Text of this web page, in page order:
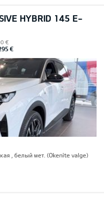
HYBRID 145 E-
€
€
, белый мет. (Okenite valge)